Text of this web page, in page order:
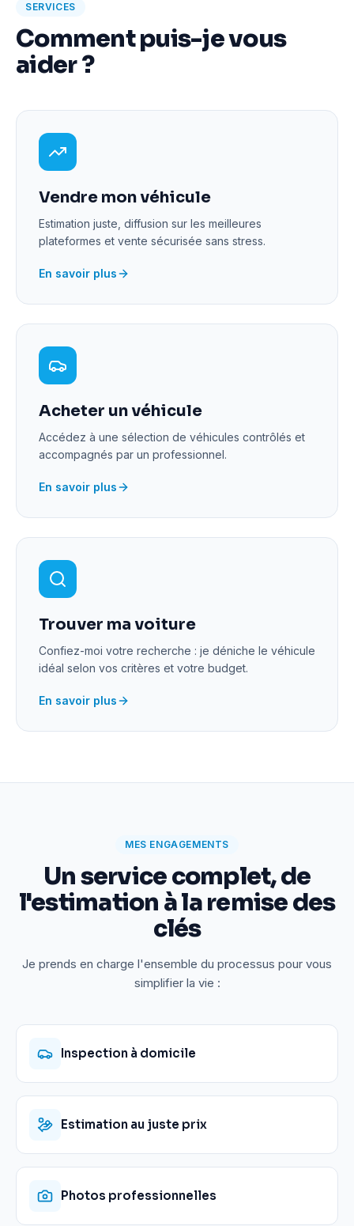
SERVICES
Comment puis-je vous
aider ?
Vendre mon véhicule
Estimation juste, diffusion sur les meilleures
plateformes et vente sécurisée sans stress.
En savoir plus
Acheter un véhicule
Accédez à une sélection de véhicules contrôlés et
accompagnés par un professionnel.
En savoir plus
Trouver ma voiture
Confiez-moi votre recherche : je déniche le véhicule
idéal selon vos critères et votre budget.
En savoir plus
MES ENGAGEMENTS
Un service complet, de
l'estimation à la remise des
clés
Je prends en charge l'ensemble du processus pour vous
simplifier la vie :
Inspection à domicile
Estimation au juste prix
Photos professionnelles